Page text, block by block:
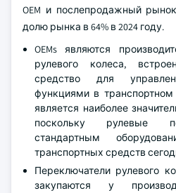
OEM и послепродажный
долю рынка в 64% в 2024 году.
OEMs являются
рулевого колеса,
средство для
функциями в транспортном
является наиболее
поскольку рулевые
стандартным
транспортных средств
Переключатели рулевого
закупаются у